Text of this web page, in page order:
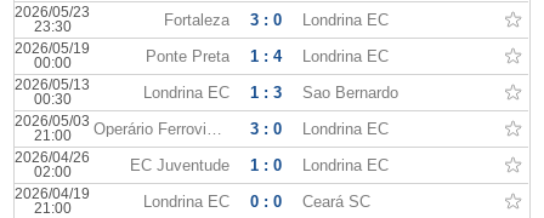
2026/05/23
23:30
Fortaleza 3 : 0 Londrina EC
2026/05/19
00:00
Ponte Preta 1 : 4 Londrina EC
2026/05/13
00:30
Londrina EC 1 : 3 Sao Bernardo
2026/05/03
21:00
Operário Ferroviário 3 : 0 Londrina EC
2026/04/26
02:00
EC Juventude 1 : 0 Londrina EC
2026/04/19
21:00
Londrina EC 0 : 0 Ceará SC